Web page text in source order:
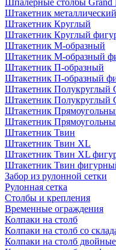
Шпалерные столбы Grand
Штакетник металлический
Штакетник Круглый
Штакетник Круглый
Штакетник М-образный
Штакетник М-образный
Штакетник П-образный
Штакетник П-образный
Штакетник Полукруглый
Штакетник Полукруглый
Штакетник
Штакетник
Штакетник Твин
Штакетник Твин XL
Штакетник Твин XL
Штакетник Твин
Забор из рулонной сетки
Рулонная сетка
Столбы и крепления
Временные ограждения
Колпаки на столб
Колпаки на столб со
Колпаки на столб двoйные